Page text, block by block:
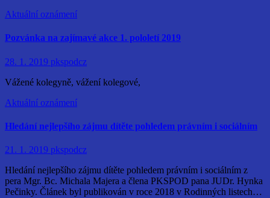
Aktuální oznámení
Pozvánka na zajímavé akce 1. pololetí 2019
28. 1. 2019 pkspodcz
Vážené kolegyně, vážení kolegové,
Aktuální oznámení
Hledání nejlepšího zájmu dítěte pohledem právním i sociálním
21. 1. 2019 pkspodcz
Hledání nejlepšího zájmu dítěte pohledem právním i sociálním z
pera Mgr. Bc. Michala Majera a člena PKSPOD pana JUDr. Hynka
Pečinky. Článek byl publikován v roce 2018 v Rodinných listech…